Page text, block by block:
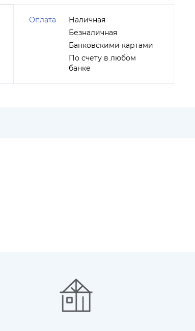
Оплата
Наличная
Безналичная
Банковскими картами
По счету в любом
банке